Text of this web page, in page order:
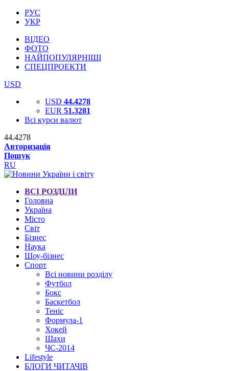
РУС
УКР
ВІДЕО
ФОТО
НАЙПОПУЛЯРНІШІ
СПЕЦПРОЕКТИ
USD
USD 44.4278
EUR 51.3281
Всі курси валют
44.4278
Авторизація
Пошук
RU
ВСІ РОЗДІЛИ
Головна
Україна
Місто
Світ
Бізнес
Наука
Шоу-бізнес
Спорт
Всі новини розділу
Футбол
Бокс
Баскетбол
Теніс
Формула-1
Хокей
Шахи
ЧС-2014
Lifestyle
БЛОГИ ЧИТАЧІВ